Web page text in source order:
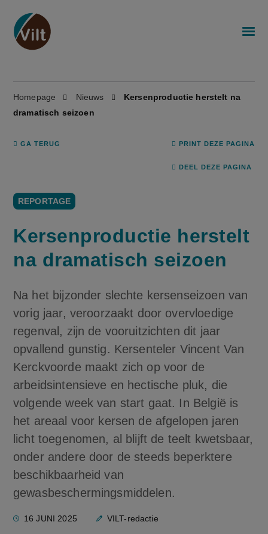
Homepage Nieuws
Kersenproductie herstelt na
dramatisch seizoen
GA TERUG PRINT DEZE PAGINA
DEEL DEZE PAGINA
REPORTAGE
Kersenproductie herstelt
na dramatisch seizoen
Na het bijzonder slechte kersenseizoen van
vorig jaar, veroorzaakt door overvloedige
regenval, zijn de vooruitzichten dit jaar
opvallend gunstig. Kersenteler Vincent Van
Kerckvoorde maakt zich op voor de
arbeidsintensieve en hectische pluk, die
volgende week van start gaat. In België is
het areaal voor kersen de afgelopen jaren
licht toegenomen, al blijft de teelt kwetsbaar,
onder andere door de steeds beperktere
beschikbaarheid van
gewasbeschermingsmiddelen.
16 JUNI 2025 VILT-redactie